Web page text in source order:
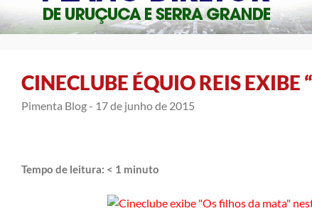
CINECLUBE ÉQUIO REIS EXIBE
Pimenta Blog - 17 de junho de 2015
Tempo de leitura: < 1 minuto